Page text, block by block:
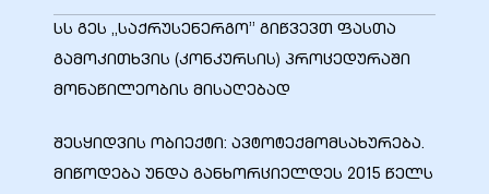
სს გეს „საქრუსენერგო” გიწვევთ ფასთა
გამოკითხვის (კონკურსის) პროცედურაში
მონაწილეობის მისაღებად
შესყიდვის ობიექტი: ავტოტექმომსახურება.
მიწოდება უნდა განხორციელდეს 2015 წელს